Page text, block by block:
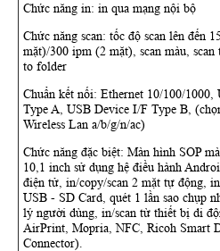
Chức năng in: in qua mạng nội bộ
Chức năng scan: tốc độ scan lên đến
mặt)/300 ipm (2 mặt), scan màu, scan
to folder
Chuẩn kết nối: Ethernet 10/100/1000,
Type A, USB Device I/F Type B,
Wireless Lan a/b/g/n/ac)
Chức năng đặc biệt: Màn hình SOP
10,1 inch sử dụng hệ điều hành
điện tử, in/copy/scan 2 mặt tự động,
USB - SD Card, quét 1 lần sao chụp
lý người dùng, in/scan từ thiết bị di
AirPrint, Mopria, NFC, Ricoh Smart
Connector).